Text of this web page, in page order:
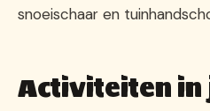
snoeischaar en
Activiteiten in